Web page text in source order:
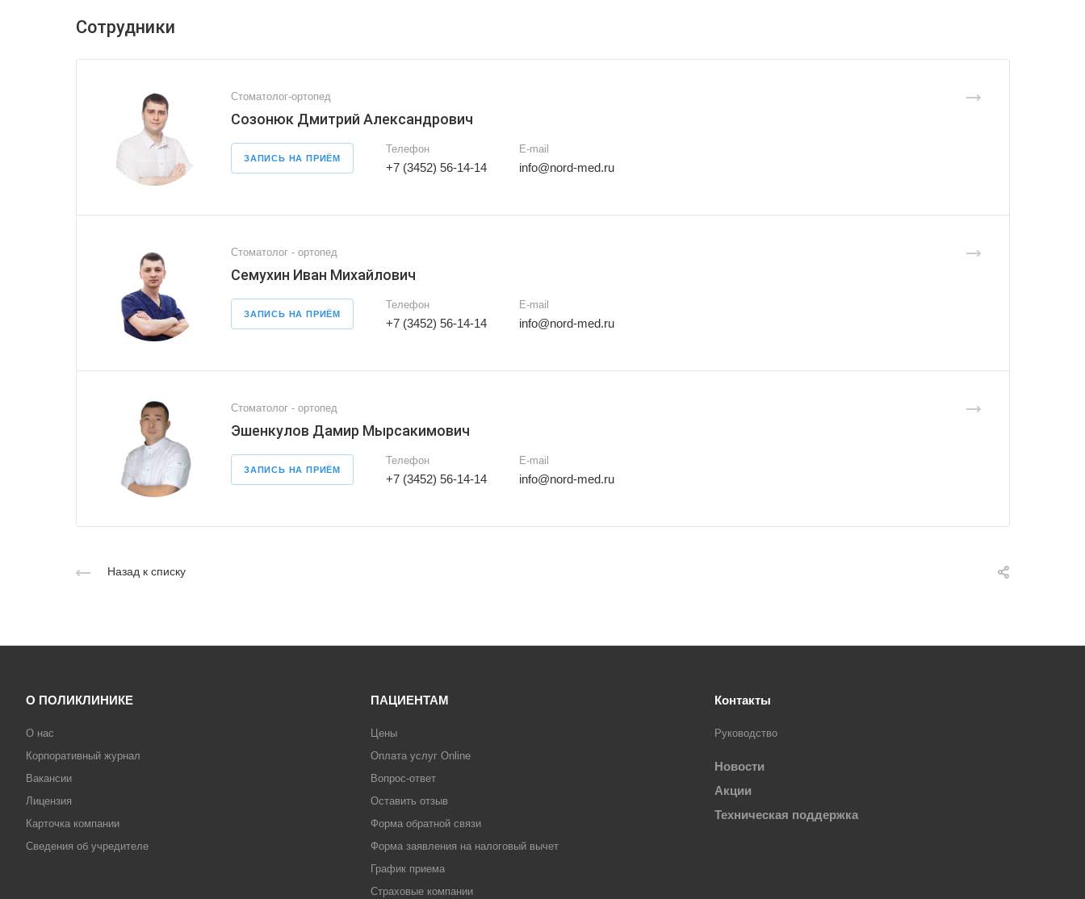
Сотрудники
Стоматолог-ортопед
Созонюк Дмитрий Александрович
ЗАПИСЬ НА ПРИЁМ
Телефон
+7 (3452) 56-14-14
E-mail
info@nord-med.ru
Стоматолог - ортопед
Семухин Иван Михайлович
ЗАПИСЬ НА ПРИЁМ
Телефон
+7 (3452) 56-14-14
E-mail
info@nord-med.ru
Стоматолог - ортопед
Эшенкулов Дамир Мырсакимович
ЗАПИСЬ НА ПРИЁМ
Телефон
+7 (3452) 56-14-14
E-mail
info@nord-med.ru
Назад к списку
О ПОЛИКЛИНИКЕ
О нас
Корпоративный журнал
Вакансии
Лицензия
Карточка компании
Сведения об учредителе
ПАЦИЕНТАМ
Цены
Оплата услуг Online
Вопрос-ответ
Оставить отзыв
Форма обратной связи
Форма заявления на налоговый вычет
График приема
Страховые компании
Контакты
Руководство
Новости
Акции
Техническая поддержка